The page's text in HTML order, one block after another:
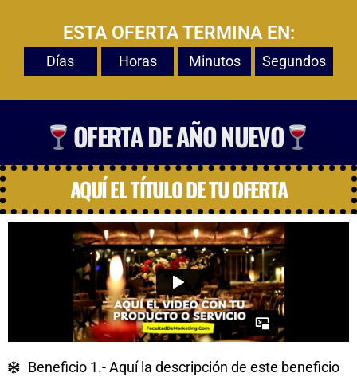
ESTA OFERTA TERMINA EN:
Días Horas Minutos Segundos
OFERTA DE AÑO NUEVO
AQUÍ EL TÍTULO DE TU OFERTA
Beneficio 1.- Aquí la descripción de este beneficio